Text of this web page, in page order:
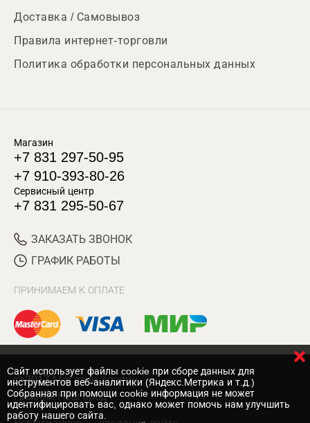
Доставка / Самовывоз
Правила интернет-торговли
Политика обработки персональных данных
Магазин
+7 831 297-50-95
+7 910-393-80-26
Сервисный центр
+7 831 295-50-67
ЗАКАЗАТЬ ЗВОНОК
ГРАФИК РАБОТЫ
ПРИНИМАЕМ К ОПЛАТЕ
© 2017 Магазин Хозяин
Нижний Новгород
Cайт использует файлы cookie при сборе данных для
инструментов веб-аналитики (Яндекс.Метрика и т.д.)
Собранная при помощи cookie информация не может
идентифицировать вас, однако может помочь нам улучшить
работу нашего сайта.